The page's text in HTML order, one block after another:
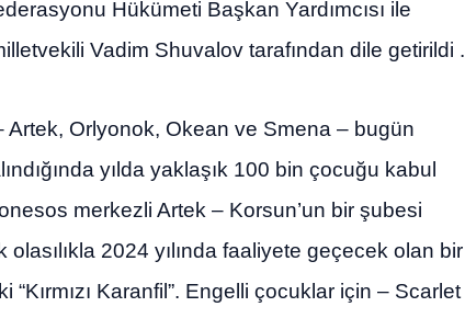
Hükümeti Başkan Yardımcısı ile
Vadim Shuvalov tarafından dile getirildi .
Artek, Orlyonok, Okean ve Smena – bugün
yılda yaklaşık 100 bin çocuğu kabul
merkezli Artek – Korsun’un bir şubesi
2024 yılında faaliyete geçecek olan bir
Karanfil”. Engelli çocuklar için – Scarlet